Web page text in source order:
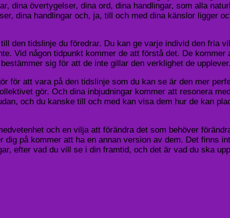
dina övertygelser, dina ord, dina handlingar, som alla
dina handlingar och, ja, till och med dina känslor ligger
den tidslinje du föredrar. Du kan ge varje individ den fria
Vid någon tidpunkt kommer de att förstå det. De kommer
sig för att de inte gillar den verklighet de upplever.
för att vara på den tidslinje som du kan se är den mer
gör. Och dina inbjudningar kommer att resonera
och du kanske till och med kan visa dem hur de kan
och en vilja att förändra det som behöver
på kommer att ha en annan version av dem. Det finns
efter vad du vill se i din framtid, och det är vad du ska